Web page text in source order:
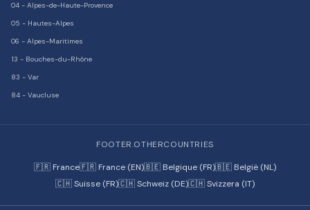
04 - Alpes-de-Haute-Provence
05 - Hautes-Alpes
06 - Alpes-Maritimes
13 - Bouches-du-Rhône
83 - Var
84 - Vaucluse
FOOTER.OTHERCOUNTRIES
🇫🇷 France🇫🇷 France (EN)🇧🇪 Belgique (FR)🇧🇪 België (NL)
🇨🇭 Suisse (FR)🇨🇭 Schweiz (DE)🇨🇭 Svizzera (IT)